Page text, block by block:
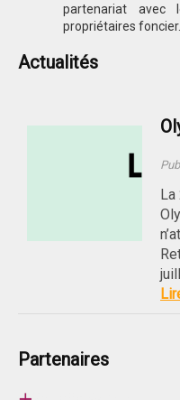
partenariat avec
propriétaires foncier.
Actualités
La
Partenaires